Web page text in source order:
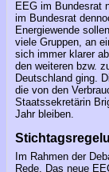
EEG im Bundesrat
im Bundesrat
Energiewende
viele Gruppen, an
sich immer klarer
den weiteren bzw.
Deutschland ging.
die von den
Staatssekretärin
Jahr bleiben.
Im Rahmen der
Rede. Das neue